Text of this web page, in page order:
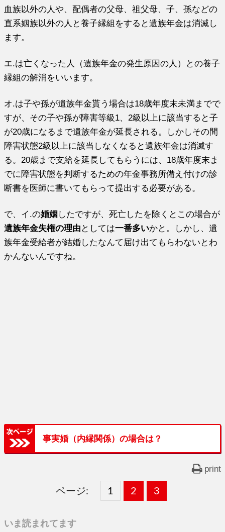
血族以外の人や、配偶者の父母、祖父母、子、孫などの
直系姻族以外の人と養子縁組をすると遺族年金は消滅し
ます。
エ.は亡くなった人（遺族年金の発生原因の人）との養子
縁組の解消をいいます。
オ.は子や孫が遺族年金貰う場合は18歳年度末未満までで
すが、その子や孫が障害等級1、2級以上に該当すると子
が20歳になるまで遺族年金が延長される。しかしその間
障害状態2級以上に該当しなくなると遺族年金は消滅す
る。20歳まで支給を延長してもらうには、18歳年度末ま
でに障害状態を判断するための年金事務所備え付けの診
断書を医師に書いてもらって提出する必要がある。
で、イ.の婚姻 したですが、死亡したを除くとこの場合が
遺族年金失権の理由 としては一番多いかと。しかし、遺
族年金受給者が結婚したなんて届け出てもらわないとわ
かんないんですね。
事実婚（内縁関係）の場合は？
print
ページ:
固
1 ,
固
2 ,
固
3
いま読まれてます